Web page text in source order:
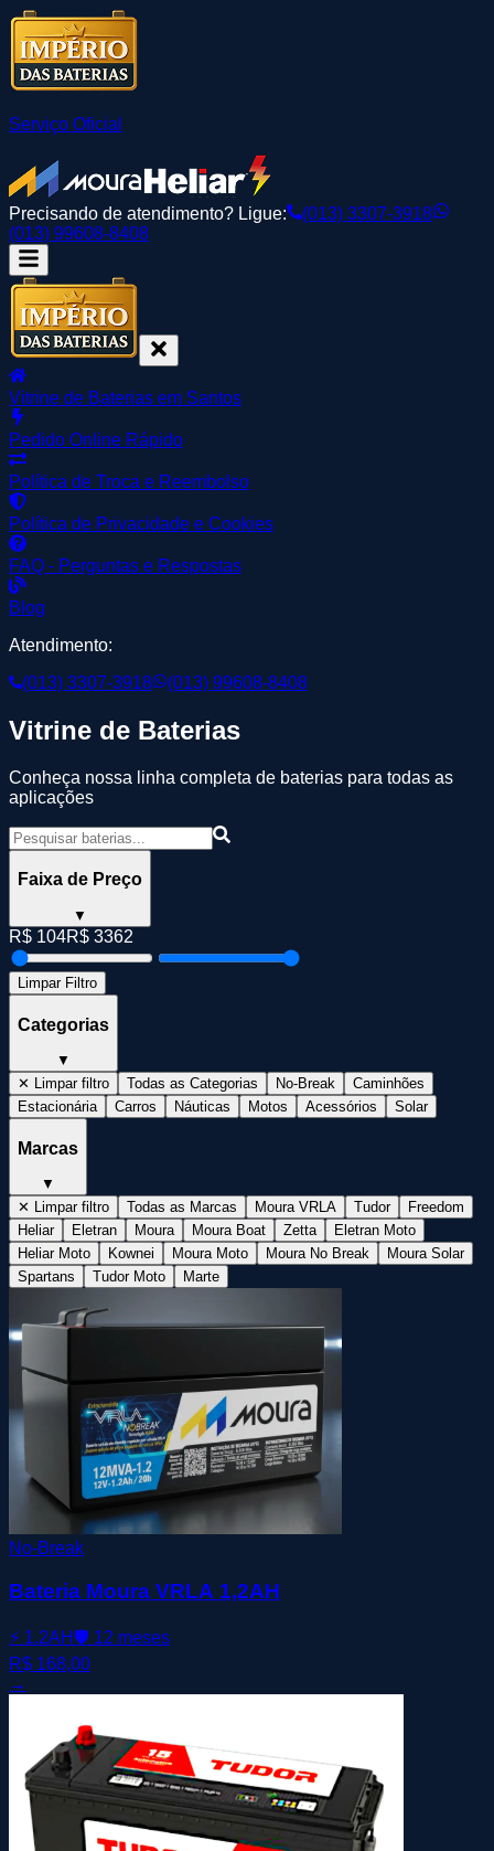
Serviço Oficial
Precisando de atendimento? Ligue:
(013) 3307-3918
(013) 99608-8408
Vitrine de Baterias em Santos
Pedido Online Rápido
Política de Troca e Reembolso
Política de Privacidade e Cookies
FAQ - Perguntas e Respostas
Blog
Atendimento:
(013) 3307-3918
(013) 99608-8408
Vitrine de Baterias
Conheça nossa linha completa de baterias para todas as
aplicações
Faixa de Preço
▼
R$ 104R$ 3362
Limpar Filtro
Categorias
▼
✕ Limpar filtro
Todas as Categorias No-Break
Caminhões
Estacionária
Carros Náuticas Motos Acessórios Solar
Marcas
▼
✕ Limpar filtro
Todas as Marcas Moura VRLA Tudor
Freedom
Heliar
Eletran Moura Moura Boat Zetta
Eletran Moto
Heliar Moto
Kownei Moura Moto Moura No Break
Moura Solar
Spartans
Tudor Moto Marte
No-Break
Bateria Moura VRLA 1,2AH
⚡ 1.2AH 🛡️ 12 meses
R$ 168,00
→